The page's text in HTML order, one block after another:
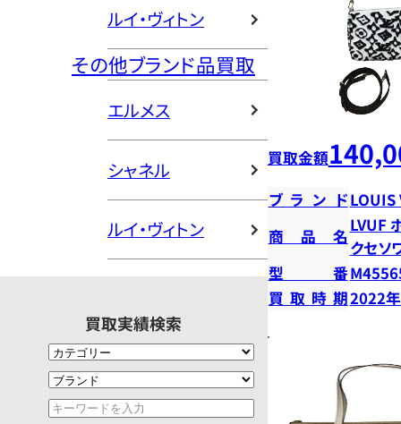
ルイ・ヴィトン
その他ブランド品買取
エルメス
シャネル
ルイ・ヴィトン
買取実績検索
買取金額
ブランドLOUIS
商品名
LVUF
クセソ
型番
買取時期2022